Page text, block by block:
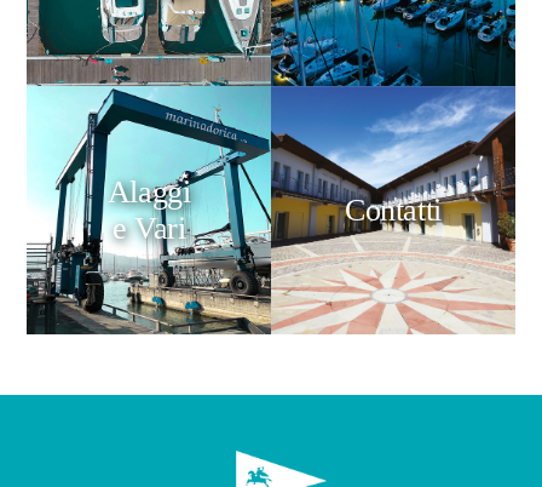
Alaggi
e Vari
Contatti